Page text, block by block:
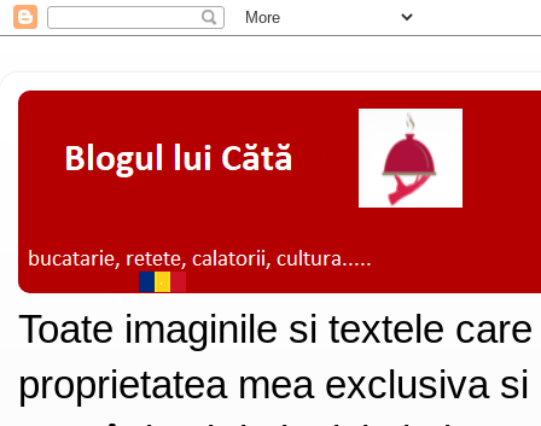
Toate imaginile si textele
proprietatea mea exclusiva